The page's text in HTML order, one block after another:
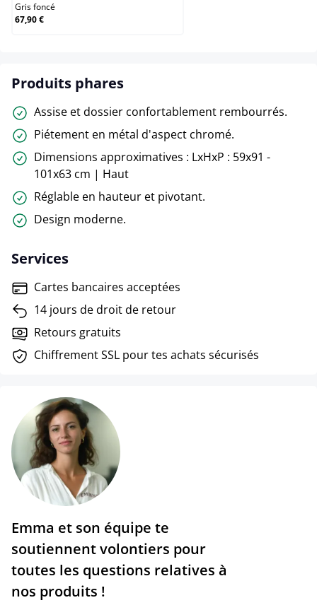
Gris foncé
67,90 €
Produits phares
Assise et dossier confortablement rembourrés.
Piétement en métal d'aspect chromé.
Dimensions approximatives : LxHxP : 59x91 -
101x63 cm | Haut
Réglable en hauteur et pivotant.
Design moderne.
Services
Cartes bancaires acceptées
14 jours de droit de retour
Retours gratuits
Chiffrement SSL pour tes achats sécurisés
Emma et son équipe te
soutiennent volontiers pour
toutes les questions relatives à
nos produits !